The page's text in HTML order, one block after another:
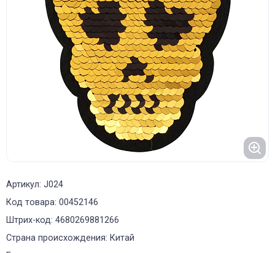
Артикул: J024
Код товара: 00452146
Штрих-код: 4680269881266
Страна происхождения: Китай